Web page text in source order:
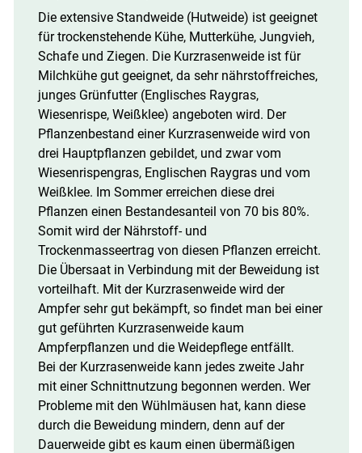
Die extensive Standweide (Hutweide) ist geeignet
für trockenstehende Kühe, Mutterkühe, Jungvieh,
Schafe und Ziegen. Die Kurzrasenweide ist für
Milchkühe gut geeignet, da sehr nährstoffreiches,
junges Grünfutter (Englisches Raygras,
Wiesenrispe, Weißklee) angeboten wird. Der
Pflanzenbestand einer Kurzrasenweide wird von
drei Hauptpflanzen gebildet, und zwar vom
Wiesenrispengras, Englischen Raygras und vom
Weißklee. Im Sommer erreichen diese drei
Pflanzen einen Bestandesanteil von 70 bis 80%.
Somit wird der Nährstoff- und
Trockenmasseertrag von diesen Pflanzen erreicht.
Die Übersaat in Verbindung mit der Beweidung ist
vorteilhaft. Mit der Kurzrasenweide wird der
Ampfer sehr gut bekämpft, so findet man bei einer
gut geführten Kurzrasenweide kaum
Ampferpflanzen und die Weidepflege entfällt.
Bei der Kurzrasenweide kann jedes zweite Jahr
mit einer Schnittnutzung begonnen werden. Wer
Probleme mit den Wühlmäusen hat, kann diese
durch die Beweidung mindern, denn auf der
Dauerweide gibt es kaum einen übermäßigen